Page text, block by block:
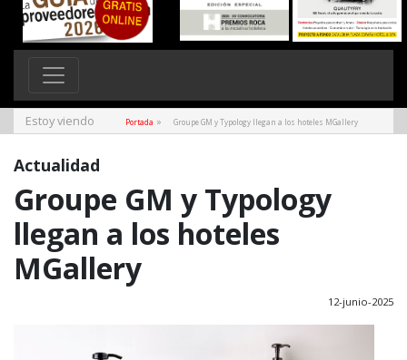
Estoy viendo Portada » Groupe GM y Typology llegan a los hoteles MGallery
Actualidad
Groupe GM y Typology
llegan a los hoteles
MGallery
12-junio-2025